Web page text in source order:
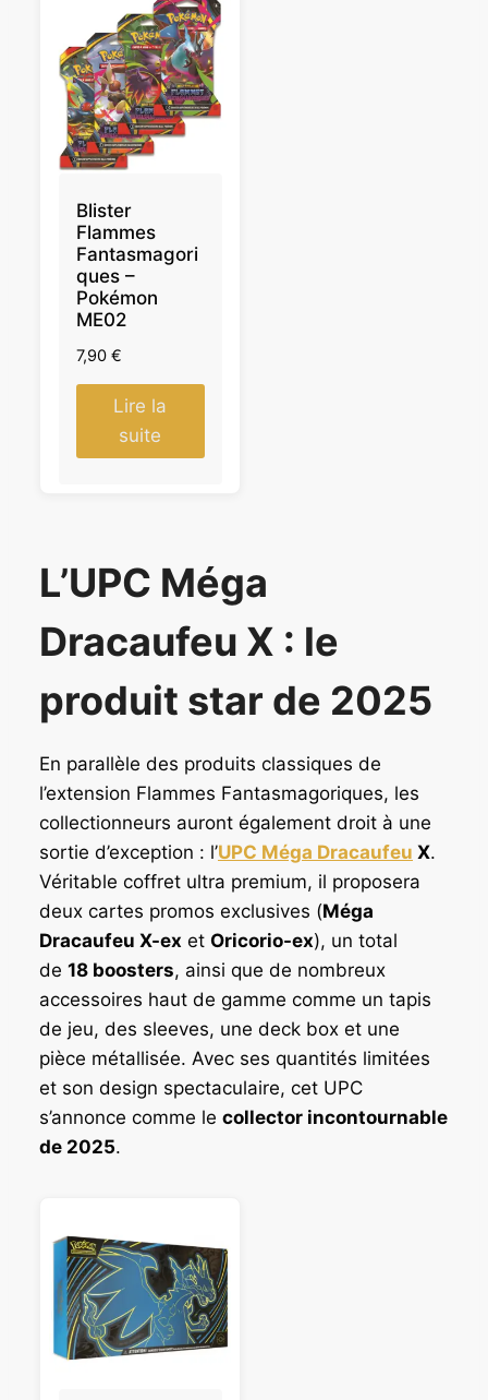
Blister
Flammes
Fantasmagori
ques –
Pokémon
ME02
7,90 €
Lire la
suite
L’UPC Méga
Dracaufeu X : le
produit star de 2025
En parallèle des produits classiques de
l’extension Flammes Fantasmagoriques, les
collectionneurs auront également droit à une
sortie d’exception : l’UPC Méga Dracaufeu X.
Véritable coffret ultra premium, il proposera
deux cartes promos exclusives (Méga
Dracaufeu X-ex et Oricorio-ex), un total
de 18 boosters, ainsi que de nombreux
accessoires haut de gamme comme un tapis
de jeu, des sleeves, une deck box et une
pièce métallisée. Avec ses quantités limitées
et son design spectaculaire, cet UPC
s’annonce comme le collector incontournable
de 2025.